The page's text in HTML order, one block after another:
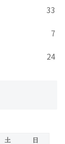
33
7
24
土
日